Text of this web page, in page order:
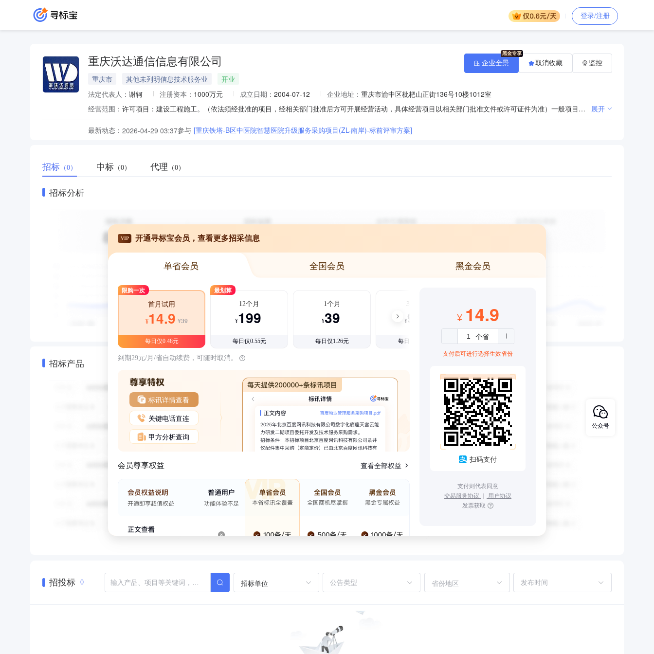
登录/注册
重庆沃达通信信息有限公司
重庆市 其他未列明信息技术服务业
开业
法定代表人： 谢轲 注册资本： 1000万元 成立日期： 2004-07-12 企业地址： 重庆市渝中区枇杷山正街136号10楼1012室
经营范围：
许可项目：建设工程施工。（依法须经批准的项目，经相关部门批准后方可开展经营活动，具体经营项目以相关部门批准文件或许可证件为准）一般项目：5G通信技术服务；工程管理服务；节能管理服务；电力行业高效节能技术研发；电气设备销售；信息系统运行维护服务；网络设备销售；交通设施维修；园林绿化工程施工；光缆销售；计算机软硬件及辅助设备零售；电线、电缆经营；办公用品销售；办公设备销售；家用电器销售；销售代理；电力设施器材销售；五金产品零售；通信设备销售；技术服务、技术开发、技术咨询、技术交流、技术转让、技术推广；软件销售；软件开发；电子元器件与机电组件设备制造；电子元器件与机电组件设备销售；普通机械设备安装服务；信息系统集成服务。（除依法须经批准的项目外，凭营业执照依法自主开展经营活动） 展开
最新动态： 2026-04-29 03:37参与 [重庆铁塔-B区中医院智慧医院升级服务采购项目(ZL-南岸)-标前评审方案]
企业全景 取消收藏 监控
招标 （0） 中标 （0） 代理 （0）
招标分析
招标产品
VIP 开通寻标宝会员，查看更多招采信息
单省会员 全国会员 黑金会员
限购一次
首月试用
¥14.9 ¥39
每日仅0.48元
最划算
12个月
¥199
每日仅0.55元
1个月
¥39
每日仅1.26元
3个月
¥99
每日仅1.08元
到期29元/月/省自动续费，可随时取消。
标讯详情查看
关键电话直连
甲方分析查询
会员尊享权益 查看全部权益
¥ 14.9
支付后可进行选择生效省份
扫码支付
支付则代表同意
交易服务协议 ｜ 用户协议
发票获取
招投标 0 招标单位 省份地区
公众号